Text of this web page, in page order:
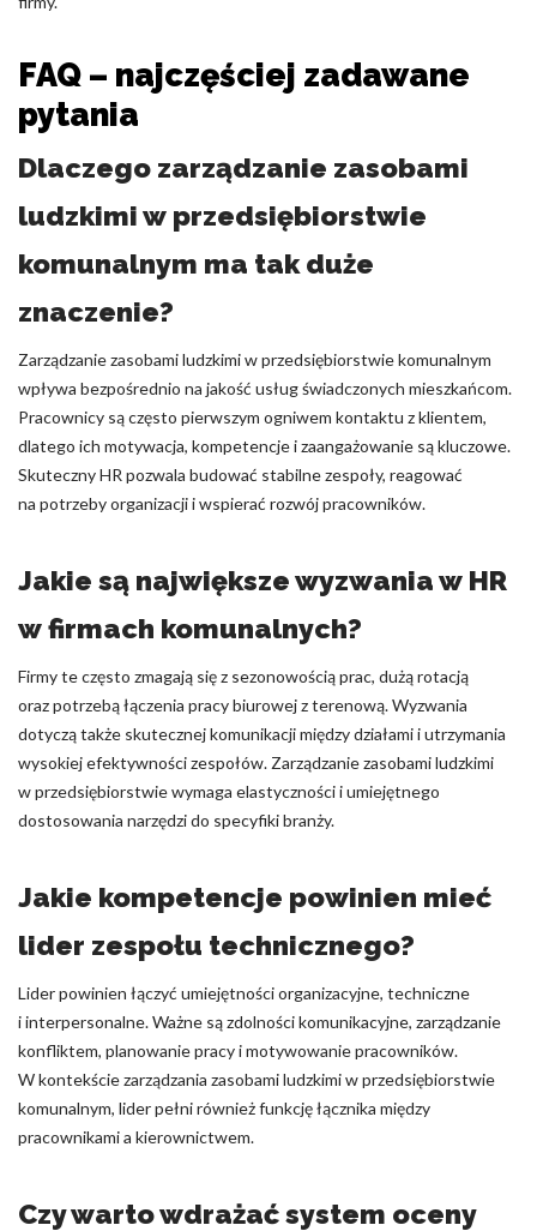
FAQ – najczęściej zadawane
pytania
Dlaczego zarządzanie zasobami
ludzkimi w przedsiębiorstwie
komunalnym ma tak duże
znaczenie?
Zarządzanie zasobami ludzkimi w przedsiębiorstwie komunalnym
wpływa bezpośrednio na jakość usług świadczonych mieszkańcom.
Pracownicy są często pierwszym ogniwem kontaktu z klientem,
dlatego ich motywacja, kompetencje i zaangażowanie są kluczowe.
Skuteczny HR pozwala budować stabilne zespoły, reagować
na potrzeby organizacji i wspierać rozwój pracowników.
Jakie są największe wyzwania w HR
w firmach komunalnych?
Firmy te często zmagają się z sezonowością prac, dużą rotacją
oraz potrzebą łączenia pracy biurowej z terenową. Wyzwania
dotyczą także skutecznej komunikacji między działami i utrzymania
wysokiej efektywności zespołów. Zarządzanie zasobami ludzkimi
w przedsiębiorstwie wymaga elastyczności i umiejętnego
dostosowania narzędzi do specyfiki branży.
Jakie kompetencje powinien mieć
lider zespołu technicznego?
Lider powinien łączyć umiejętności organizacyjne, techniczne
i interpersonalne. Ważne są zdolności komunikacyjne, zarządzanie
konfliktem, planowanie pracy i motywowanie pracowników.
W kontekście zarządzania zasobami ludzkimi w przedsiębiorstwie
komunalnym, lider pełni również funkcję łącznika między
pracownikami a kierownictwem.
Czy warto wdrażać system oceny